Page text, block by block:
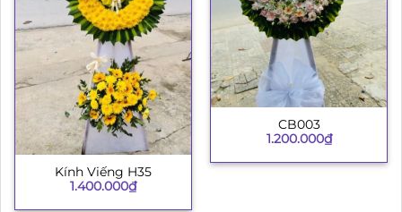
Kính Viếng H35
1.400.000₫
CB003
1.200.000₫